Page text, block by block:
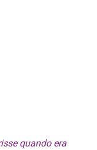
quando era